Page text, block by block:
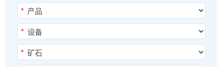
*
*
*